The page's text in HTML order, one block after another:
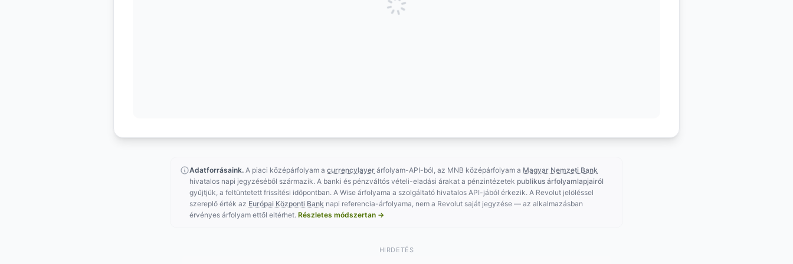
Adatforrásaink. A piaci középárfolyam a currencylayer árfolyam-API-ból, az MNB középárfolyam a Magyar Nemzeti Bank
hivatalos napi jegyzéséből származik. A banki és pénzváltós vételi-eladási árakat a pénzintézetek publikus árfolyamlapjairól
gyűjtjük, a feltüntetett frissítési időpontban. A Wise árfolyama a szolgáltató hivatalos API-jából érkezik. A Revolut jelöléssel
szereplő érték az Európai Központi Bank napi referencia-árfolyama, nem a Revolut saját jegyzése — az alkalmazásban
érvényes árfolyam ettől eltérhet. Részletes módszertan →
HIRDETÉS